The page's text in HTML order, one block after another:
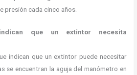
presión cada cinco años.
que un extintor necesita
indican que un extintor puede necesitar
se encuentran la aguja del manómetro en